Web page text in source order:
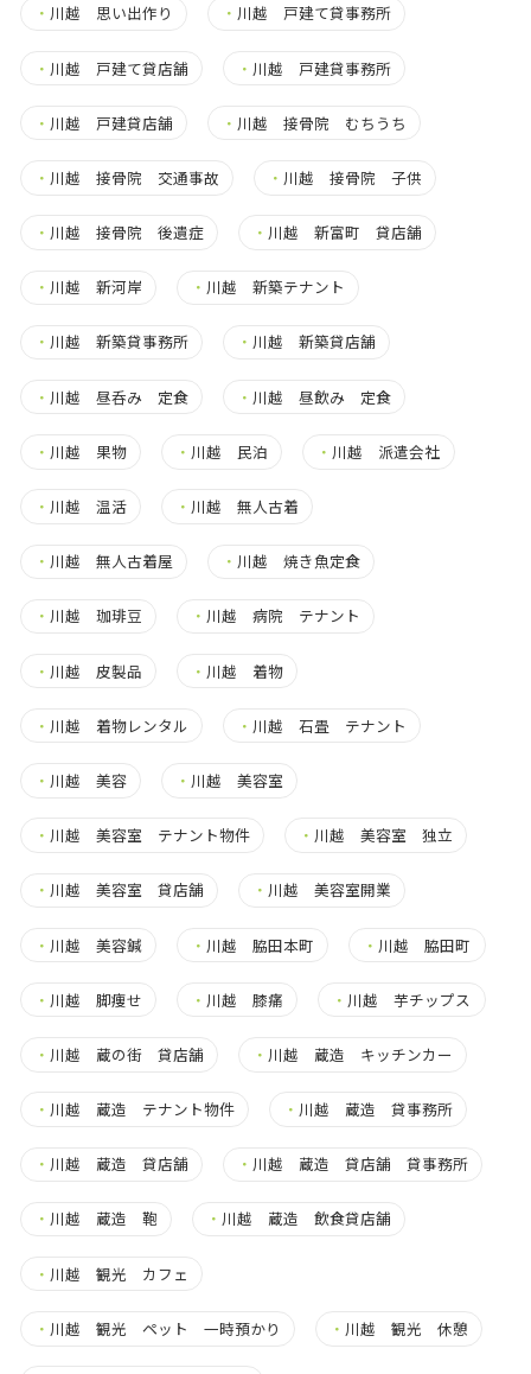
・ 川越 思い出作り ・ 川越 戸建て貸事務所
・ 川越 戸建て貸店舗 ・ 川越 戸建貸事務所
・ 川越 戸建貸店舗 ・ 川越 接骨院 むちうち
・ 川越 接骨院 交通事故 ・ 川越 接骨院 子供
・ 川越 接骨院 後遺症 ・ 川越 新富町 貸店舗
・ 川越 新河岸 ・ 川越 新築テナント
・ 川越 新築貸事務所 ・ 川越 新築貸店舗
・ 川越 昼呑み 定食 ・ 川越 昼飲み 定食
・ 川越 果物 ・ 川越 民泊 ・ 川越 派遣会社
・ 川越 温活 ・ 川越 無人古着
・ 川越 無人古着屋 ・ 川越 焼き魚定食
・ 川越 珈琲豆 ・ 川越 病院 テナント
・ 川越 皮製品 ・ 川越 着物
・ 川越 着物レンタル ・ 川越 石畳 テナント
・ 川越 美容 ・ 川越 美容室
・ 川越 美容室 テナント物件 ・ 川越 美容室 独立
・ 川越 美容室 貸店舗 ・ 川越 美容室開業
・ 川越 美容鍼 ・ 川越 脇田本町 ・ 川越 脇田町
・ 川越 脚痩せ ・ 川越 膝痛 ・ 川越 芋チップス
・ 川越 蔵の街 貸店舗 ・ 川越 蔵造 キッチンカー
・ 川越 蔵造 テナント物件 ・ 川越 蔵造 貸事務所
・ 川越 蔵造 貸店舗 ・ 川越 蔵造 貸店舗 貸事務所
・ 川越 蔵造 鞄 ・ 川越 蔵造 飲食貸店舗
・ 川越 観光 カフェ
・ 川越 観光 ペット 一時預かり ・ 川越 観光 休憩